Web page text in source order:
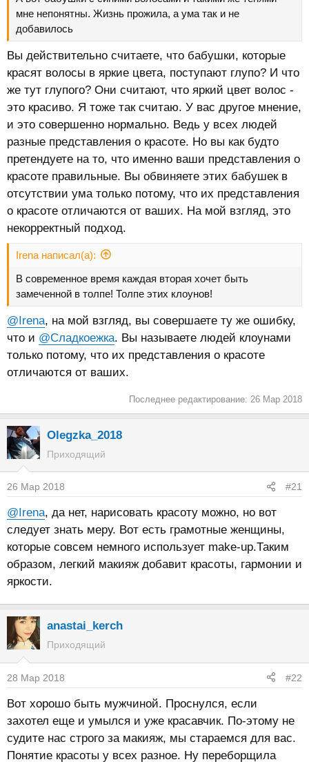
мне непонятны. Жизнь прожила, а ума так и не
добавилось
Вы действительно считаете, что бабушки, которые
красят волосы в яркие цвета, поступают глупо? И что
же тут глупого? Они считают, что яркий цвет волос -
это красиво. Я тоже так считаю. У вас другое мнение,
и это совершенно нормально. Ведь у всех людей
разные представления о красоте. Но вы как будто
претендуете на то, что именно ваши представления о
красоте правильные. Вы обвиняете этих бабушек в
отсутствии ума только потому, что их представления
о красоте отличаются от ваших. На мой взгляд, это
некорректный подход.​
Irena написал(а):
В современное время каждая вторая хочет быть
замеченной в толпе! Толпе этих клоунов!
@Irena, на мой взгляд, вы совершаете ту же ошибку,
что и @Сладкоежка. Вы называете людей клоунами
только потому, что их представления о красоте
отличаются от ваших.
Последнее редактирование: 26 Мар 2018
Olegzka_2018
Приходящий
26 Мар 2018 #21
@Irena, да нет, нарисовать красоту можно, но вот
следует знать меру. Вот есть грамотные женщины,
которые совсем немного использует make-up.Таким
образом, легкий макияж добавит красоты, гармонии и
яркости.
anastai_kerch
Приходящий
28 Мар 2018 #22
Вот хорошо быть мужчиной. Проснулся, если
захотел еще и умылся и уже красавчик. По-этому не
судите нас строго за макияж, мы стараемся для вас.
Понятие красоты у всех разное. Ну переборщила